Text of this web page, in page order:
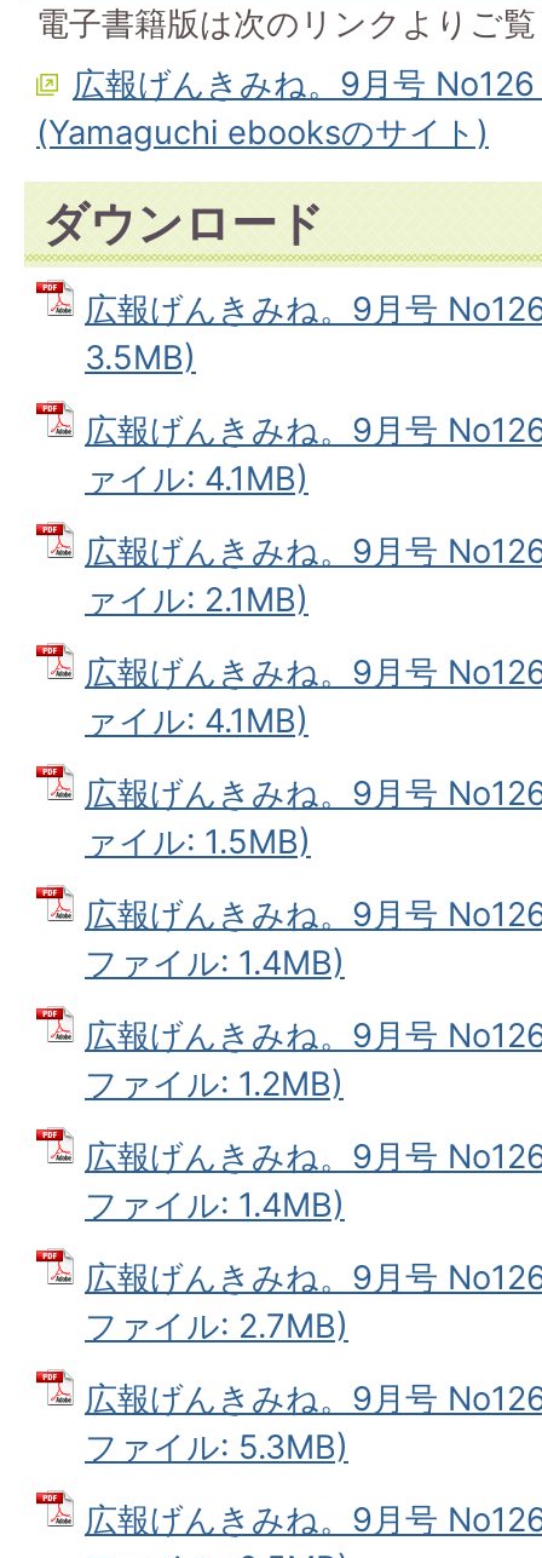
電子書籍版は次のリンクよりご
広報げんきみね。9月号
(Yamaguchi ebooksのサイト)
ダウンロード
広報げんきみね。9月号
3.5MB)
広報げんきみね。9月号
ァイル: 4.1MB)
広報げんきみね。9月号
ァイル: 2.1MB)
広報げんきみね。9月号
ァイル: 4.1MB)
広報げんきみね。9月号
ァイル: 1.5MB)
広報げんきみね。9月号
ファイル: 1.4MB)
広報げんきみね。9月号
ファイル: 1.2MB)
広報げんきみね。9月号
ファイル: 1.4MB)
広報げんきみね。9月号
ファイル: 2.7MB)
広報げんきみね。9月号
ファイル: 5.3MB)
広報げんきみね。9月号